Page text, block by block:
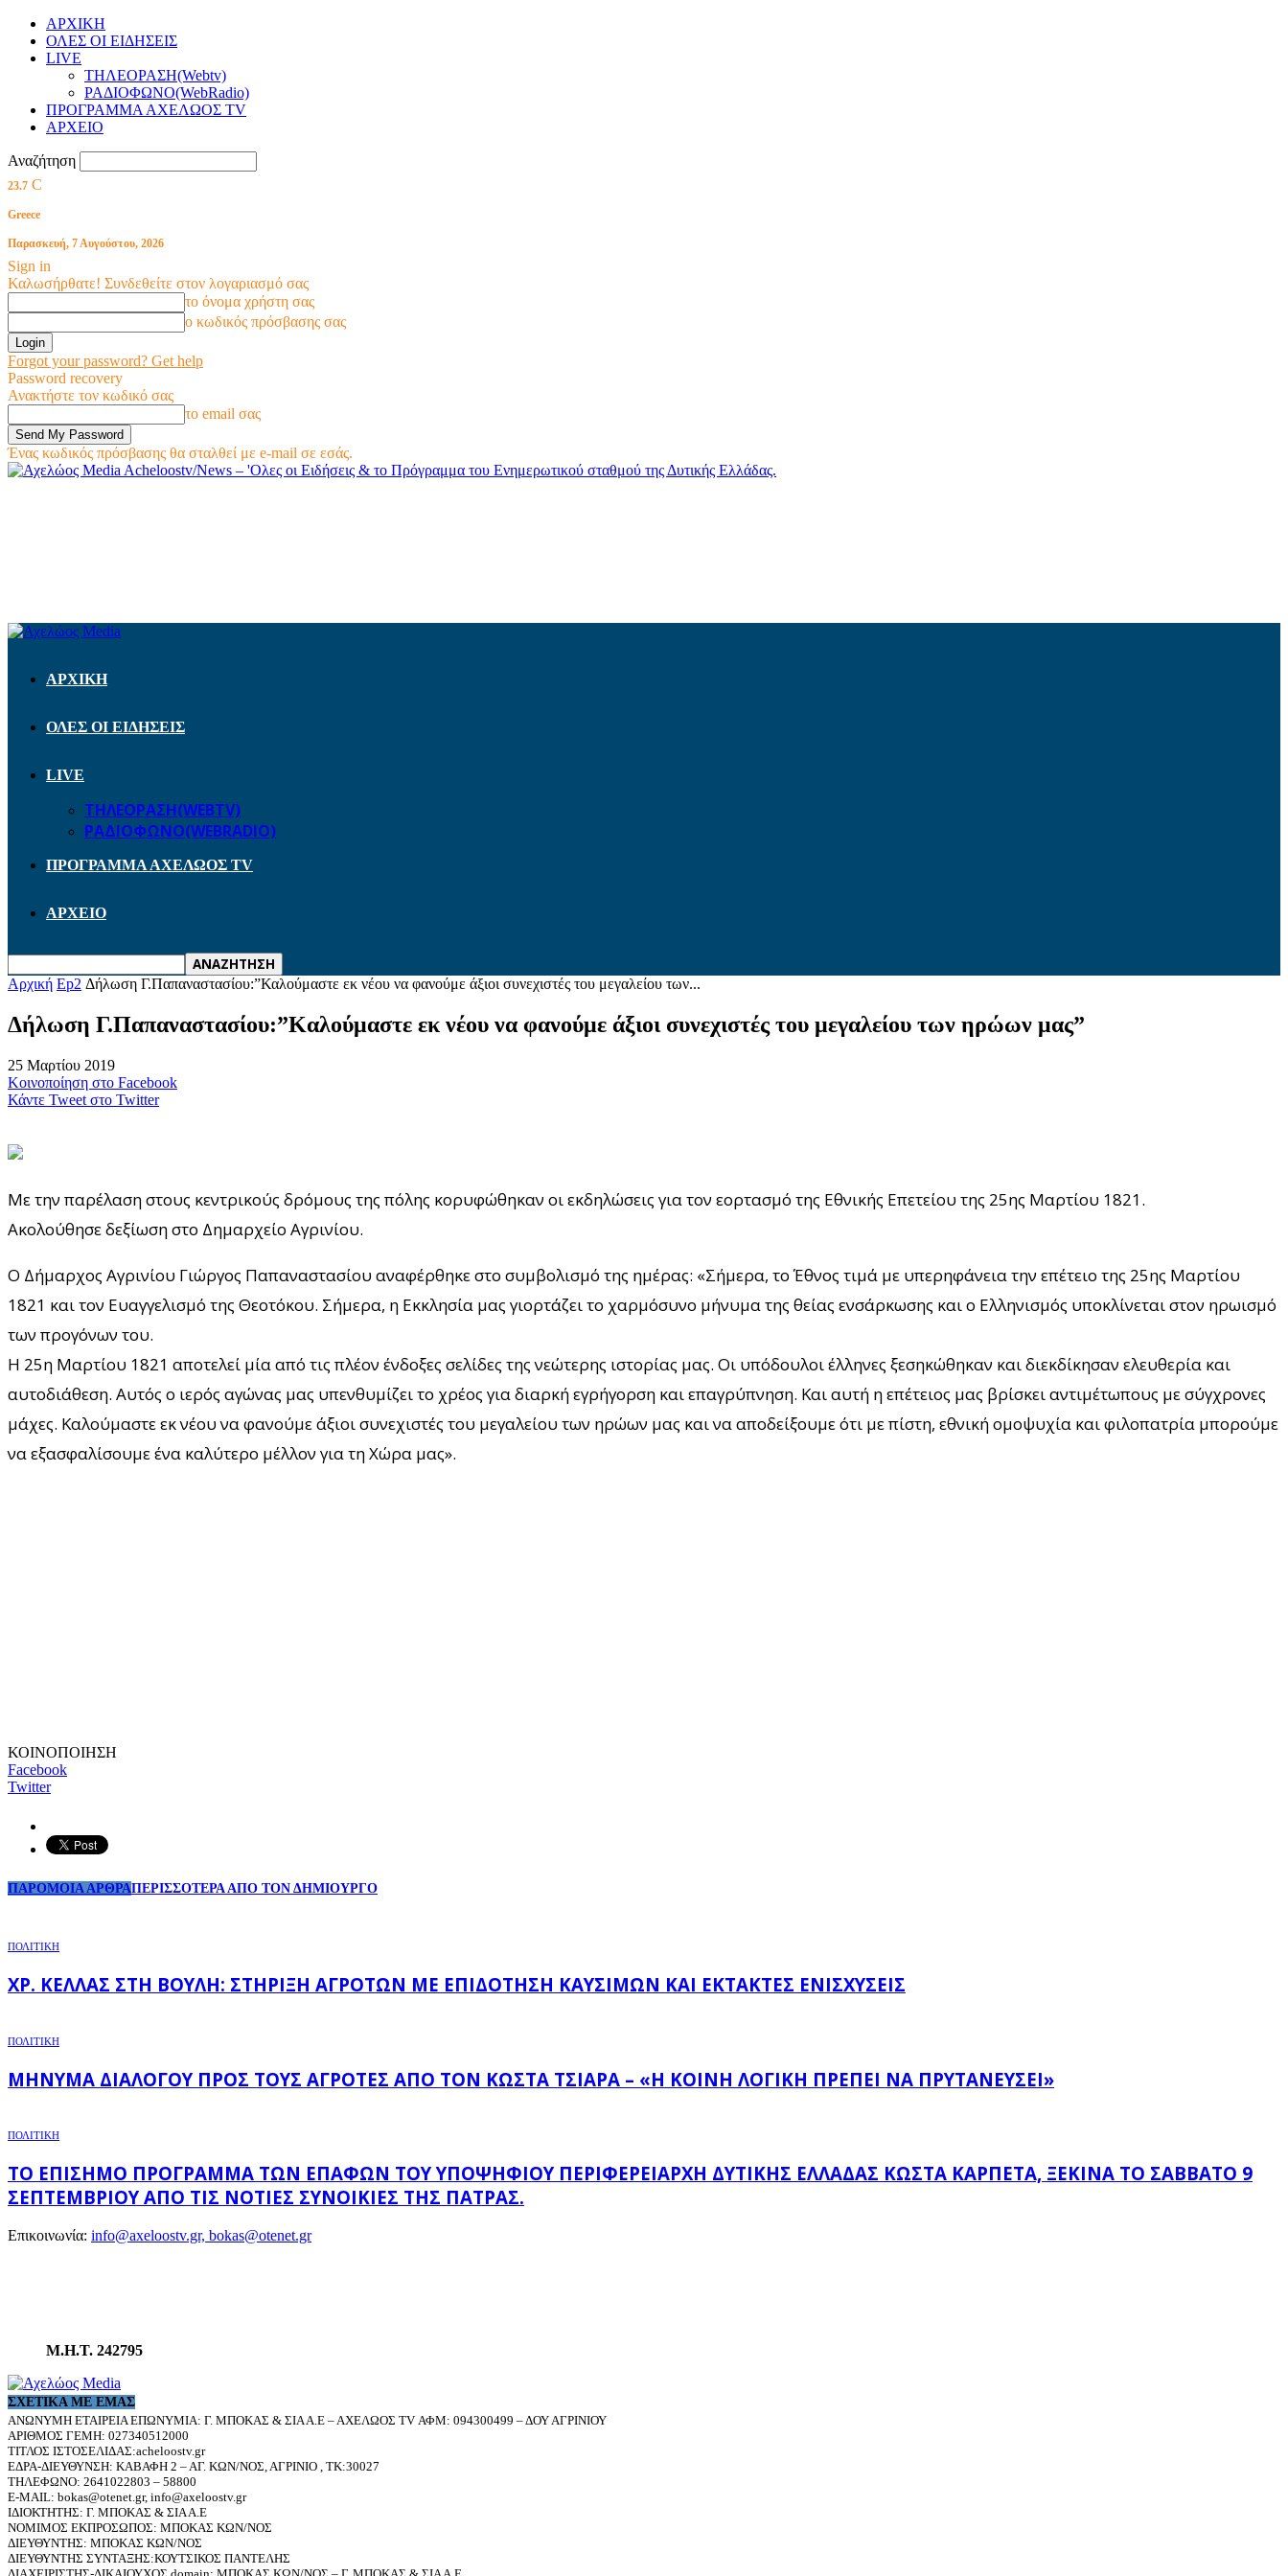
ΑΡΧΙΚΗ
ΟΛΕΣ ΟΙ ΕΙΔΗΣΕΙΣ
LIVE
ΤΗΛΕΟΡΑΣΗ(Webtv)
ΡΑΔΙΟΦΩΝΟ(WebRadio)
ΠΡΟΓΡΑΜΜΑ ΑΧΕΛΩΟΣ TV
ΑΡΧΕΙΟ
Αναζήτηση
23.7 C
Greece
Παρασκευή, 7 Αυγούστου, 2026
Sign in
Καλωσήρθατε! Συνδεθείτε στον λογαριασμό σας
το όνομα χρήστη σας
ο κωδικός πρόσβασης σας
Forgot your password? Get help
Password recovery
Ανακτήστε τον κωδικό σας
το email σας
Ένας κωδικός πρόσβασης θα σταλθεί με e-mail σε εσάς.
Acheloostv/News – 'Ολες οι Ειδήσεις & το Πρόγραμμα του Ενημερωτικού σταθμού της Δυτικής Ελλάδας.
ΑΡΧΙΚΗ
ΟΛΕΣ ΟΙ ΕΙΔΗΣΕΙΣ
LIVE
ΤΗΛΕΟΡΑΣΗ(WEBTV)
ΡΑΔΙΟΦΩΝΟ(WEBRADIO)
ΠΡΟΓΡΑΜΜΑ ΑΧΕΛΩΟΣ TV
ΑΡΧΕΙΟ
Αρχική Ep2 Δήλωση Γ.Παπαναστασίου:”Καλούμαστε εκ νέου να φανούμε άξιοι συνεχιστές του μεγαλείου των...
Δήλωση Γ.Παπαναστασίου:”Καλούμαστε εκ νέου να φανούμε άξιοι συνεχιστές του μεγαλείου των ηρώων μας”
25 Μαρτίου 2019
Κοινοποίηση στο Facebook
Κάντε Tweet στο Twitter
Με την παρέλαση στους κεντρικούς δρόμους της πόλης κορυφώθηκαν οι εκδηλώσεις για τον εορτασμό της Εθνικής Επετείου της 25ης Μαρτίου 1821.
Ακολούθησε δεξίωση στο Δημαρχείο Αγρινίου.
Ο Δήμαρχος Αγρινίου Γιώργος Παπαναστασίου αναφέρθηκε στο συμβολισμό της ημέρας: «Σήμερα, το Έθνος τιμά με υπερηφάνεια την επέτειο της 25ης Μαρτίου
1821 και τον Ευαγγελισμό της Θεοτόκου. Σήμερα, η Εκκλησία μας γιορτάζει το χαρμόσυνο μήνυμα της θείας ενσάρκωσης και ο Ελληνισμός υποκλίνεται στον ηρωισμό
των προγόνων του.
Η 25η Μαρτίου 1821 αποτελεί μία από τις πλέον ένδοξες σελίδες της νεώτερης ιστορίας μας. Οι υπόδουλοι έλληνες ξεσηκώθηκαν και διεκδίκησαν ελευθερία και
αυτοδιάθεση. Αυτός ο ιερός αγώνας μας υπενθυμίζει το χρέος για διαρκή εγρήγορση και επαγρύπνηση. Και αυτή η επέτειος μας βρίσκει αντιμέτωπους με σύγχρονες
μάχες. Καλούμαστε εκ νέου να φανούμε άξιοι συνεχιστές του μεγαλείου των ηρώων μας και να αποδείξουμε ότι με πίστη, εθνική ομοψυχία και φιλοπατρία μπορούμε
να εξασφαλίσουμε ένα καλύτερο μέλλον για τη Χώρα μας».
ΚΟΙΝΟΠΟΙΗΣΗ
Facebook
Twitter
ΠΑΡΟΜΟΙΑ ΑΡΘΡΑΠΕΡΙΣΣΟΤΕΡΑ ΑΠΟ ΤΟΝ ΔΗΜΙΟΥΡΓΟ
ΠΟΛΙΤΙΚΗ
ΧΡ. ΚΈΛΛΑΣ ΣΤΗ ΒΟΥΛΉ: ΣΤΉΡΙΞΗ ΑΓΡΟΤΏΝ ΜΕ ΕΠΙΔΌΤΗΣΗ ΚΑΥΣΊΜΩΝ ΚΑΙ ΈΚΤΑΚΤΕΣ ΕΝΙΣΧΎΣΕΙΣ
ΠΟΛΙΤΙΚΗ
ΜΉΝΥΜΑ ΔΙΑΛΌΓΟΥ ΠΡΟΣ ΤΟΥΣ ΑΓΡΌΤΕΣ ΑΠΌ ΤΟΝ ΚΏΣΤΑ ΤΣΙΆΡΑ – «Η ΚΟΙΝΉ ΛΟΓΙΚΉ ΠΡΈΠΕΙ ΝΑ ΠΡΥΤΑΝΕΎΣΕΙ»
ΠΟΛΙΤΙΚΗ
ΤΟ ΕΠΊΣΗΜΟ ΠΡΌΓΡΑΜΜΑ ΤΩΝ ΕΠΑΦΏΝ ΤΟΥ ΥΠΟΨΉΦΙΟΥ ΠΕΡΙΦΕΡΕΙΆΡΧΗ ΔΥΤΙΚΉΣ ΕΛΛΆΔΑΣ ΚΏΣΤΑ ΚΑΡΠΈΤΑ, ΞΕΚΙΝΆ ΤΟ ΣΆΒΒΑΤΟ 9
ΣΕΠΤΕΜΒΡΊΟΥ ΑΠΌ ΤΙΣ ΝΌΤΙΕΣ ΣΥΝΟΙΚΊΕΣ ΤΗΣ ΠΆΤΡΑΣ.
Επικοινωνία: info@axeloostv.gr, bokas@otenet.gr
Μ.Η.Τ. 242795
ΣΧΕΤΙΚΆ ΜΕ ΕΜΆΣ
ΑΝΩΝΥΜΗ ΕΤΑΙΡΕΙΑ ΕΠΩΝΥΜΙΑ: Γ. ΜΠΟΚΑΣ & ΣΙΑ Α.Ε – ΑΧΕΛΩΟΣ TV ΑΦΜ: 094300499 – ΔΟΥ ΑΓΡΙΝΙΟΥ
ΑΡΙΘΜΟΣ ΓΕΜΗ: 027340512000
ΤΙΤΛΟΣ ΙΣΤΟΣΕΛΙΔΑΣ:acheloostv.gr
ΕΔΡΑ-ΔΙΕΥΘΥΝΣΗ: ΚΑΒΑΦΗ 2 – ΑΓ. ΚΩΝ/ΝΟΣ, ΑΓΡΙΝΙΟ , ΤΚ:30027
ΤΗΛΕΦΩΝΟ: 2641022803 – 58800
E-MAIL: bokas@otenet.gr, info@axeloostv.gr
ΙΔΙΟΚΤΗΤΗΣ: Γ. ΜΠΟΚΑΣ & ΣΙΑ Α.Ε
ΝΟΜΙΜΟΣ ΕΚΠΡΟΣΩΠΟΣ: ΜΠΟΚΑΣ ΚΩΝ/ΝΟΣ
ΔΙΕΥΘΥΝΤΗΣ: ΜΠΟΚΑΣ ΚΩΝ/ΝΟΣ
ΔΙΕΥΘΥΝΤΗΣ ΣΥΝΤΑΞΗΣ:ΚΟΥΤΣΙΚΟΣ ΠΑΝΤΕΛΗΣ